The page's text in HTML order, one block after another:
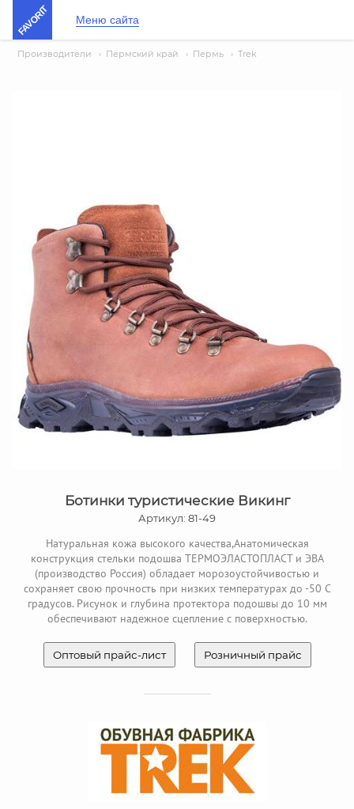
FAVORIT Меню сайта
Производители › Пермский край › Пермь › Trek
Ботинки туристические Викинг
Артикул: 81-49
Натуральная кожа высокого качества,Анатомическая
конструкция стельки подошва ТЕРМОЭЛАСТОПЛАСТ и ЭВА
(производство Россия) обладает морозоустойчивостью и
сохраняет свою прочность при низких температурах до -50 С
градусов. Рисунок и глубина протектора подошвы до 10 мм
обеспечивают надежное сцепление с поверхностью.
Оптовый прайс-лист Розничный прайс